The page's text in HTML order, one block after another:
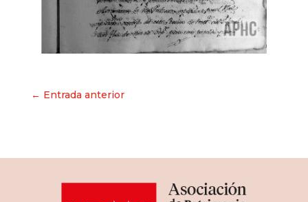
Navegación
← Entrada anterior